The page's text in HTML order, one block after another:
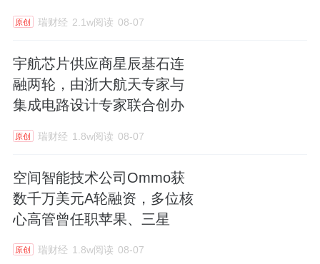
原创 瑞财经 2.1w阅读 08-07
宇航芯片供应商星辰基石连
融两轮，由浙大航天专家与
集成电路设计专家联合创办
原创 瑞财经 1.8w阅读 08-07
空间智能技术公司Ommo获
数千万美元A轮融资，多位核
心高管曾任职苹果、三星
原创 瑞财经 1.8w阅读 08-07